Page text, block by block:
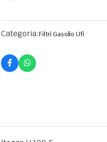
Categoria:Filtri Gasolio Ufi